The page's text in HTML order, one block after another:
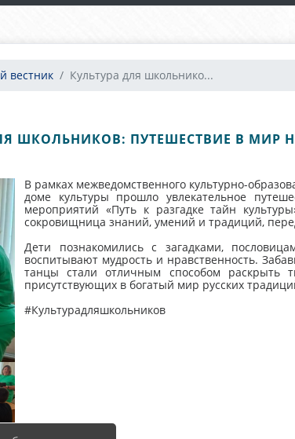
вестник Культура для школьнико...
ШКОЛЬНИКОВ: ПУТЕШЕСТВИЕ В МИР
В рамках межведомственного культурно-
доме культуры прошло увлекательное
мероприятий «Путь к разгадке тайн
сокровищница знаний, умений и традиций,
Дети познакомились с загадками,
воспитывают мудрость и нравственность.
танцы стали отличным способом раскрыть
присутствующих в богатый мир русских
#Культурадляшкольников